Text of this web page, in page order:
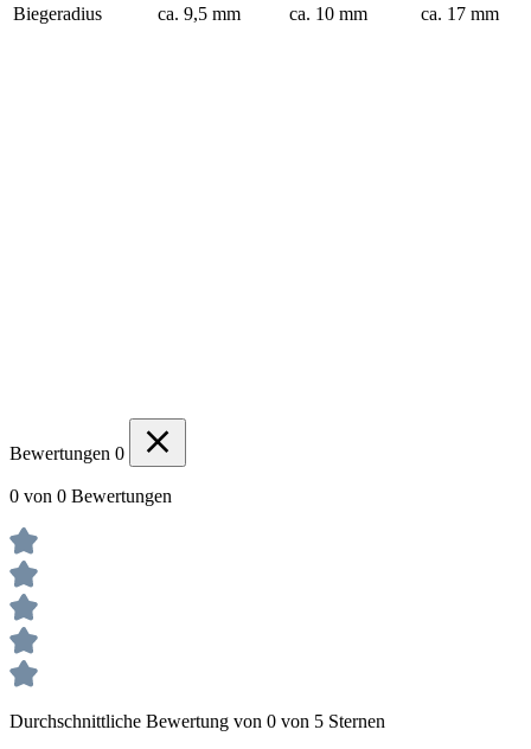
Biegeradius ca. 9,5 mm ca. 10 mm ca. 17 mm
Bewertungen 0
0 von 0 Bewertungen
Durchschnittliche Bewertung von 0 von 5 Sternen